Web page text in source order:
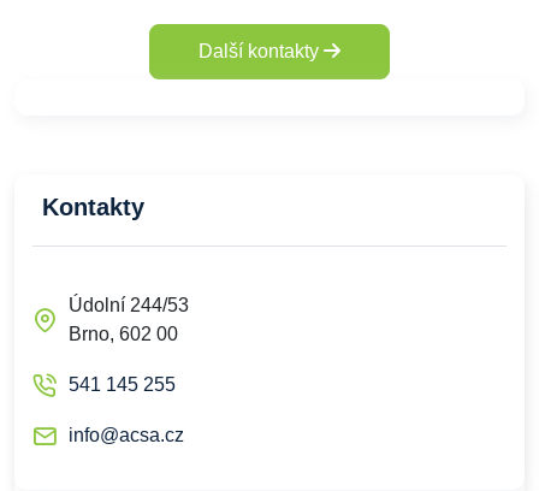
Další kontakty
Kontakty
Údolní 244/53
Brno, 602 00
541 145 255
info@acsa.cz